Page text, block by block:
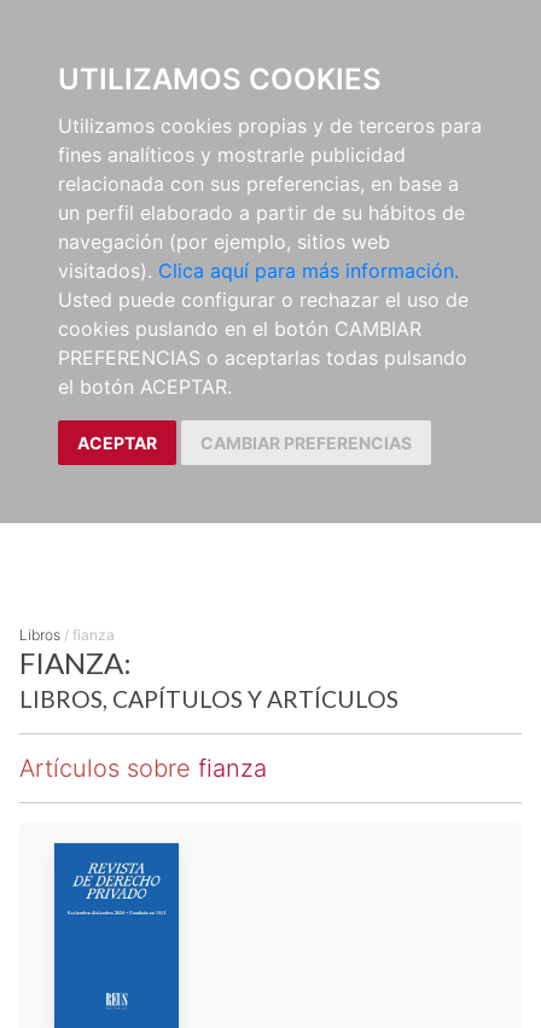
UTILIZAMOS COOKIES
Utilizamos cookies propias y de terceros para
fines analíticos y mostrarle publicidad
relacionada con sus preferencias, en base a
un perfil elaborado a partir de su hábitos de
navegación (por ejemplo, sitios web
visitados). Clica aquí para más información.
Usted puede configurar o rechazar el uso de
cookies puslando en el botón CAMBIAR
PREFERENCIAS o aceptarlas todas pulsando
el botón ACEPTAR.
ACEPTAR CAMBIAR PREFERENCIAS
Libros / fianza
FIANZA:
LIBROS, CAPÍTULOS Y ARTÍCULOS
Artículos sobre fianza